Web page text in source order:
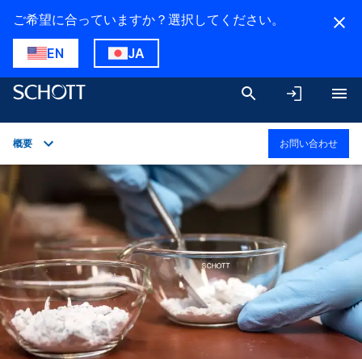
ご希望に合っていますか？選択してください。
EN JA
用途
技術詳細
ダウンロード
概要 お問い合わせ